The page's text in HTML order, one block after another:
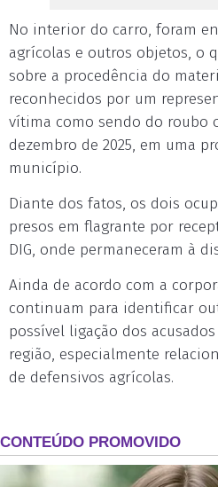
No interior do carro, foram
agrícolas e outros objetos, o
sobre a procedência do
reconhecidos por um
vítima como sendo do roubo
dezembro de 2025, em uma
município.
Diante dos fatos, os dois
presos em flagrante por
DIG, onde permaneceram à
Ainda de acordo com a
continuam para identificar
possível ligação dos
região, especialmente
de defensivos agrícolas.